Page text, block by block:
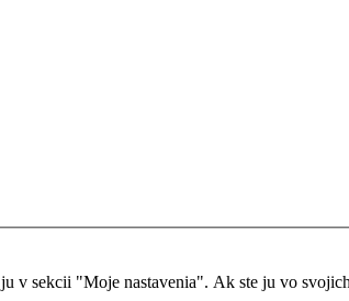
v sekcii "Moje nastavenia". Ak ste ju vo